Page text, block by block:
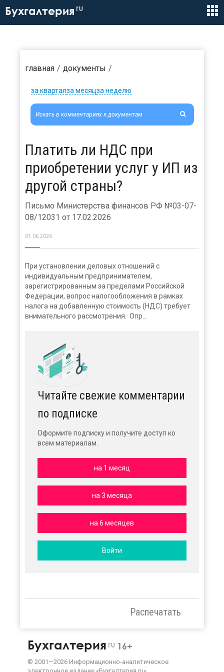
Бухгалтерия ru
главная документы
за кварталза месяцза неделю
Платить ли НДС при
приобретении услуг у ИП из
другой страны?
Письмо Министерства финансов РФ №03-07-
08/12031 от 17.02.2026
01.06.2026
При установлении деловых отношений с
индивидуальным предпринимателем,
зарегистрированным за пределами Российской
Федерации, вопрос налогообложения в рамках
налога на добавленную стоимость (НДС) требует
внимательного рассмотрения. Опр...
Читайте свежие комментарии
по подписке
Оформите подписку и получите доступ ко
всем материалам.
на 1 месяц
на 3 месяца
на 6 месяцев
Войти
Распечатать
Бухгалтерия ru 16+
© 2001—2026 Информационно-аналитическое
электронное издание «Бухгалтерия.ru»